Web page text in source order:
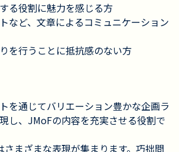
る役割に魅力を感じる方
など、文章によるコミュニケーション
を行うことに抵抗感のない方
を通じてバリエーション豊かな企画ラ
し、JMoFの内容を充実させる役割で
さまざまな表現が集まります。巧拙問